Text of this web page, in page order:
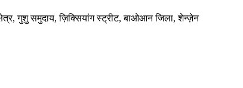
गुशु समुदाय, ज़िक्सियांग स्ट्रीट, बाओआन जिला, शेन्ज़ेन